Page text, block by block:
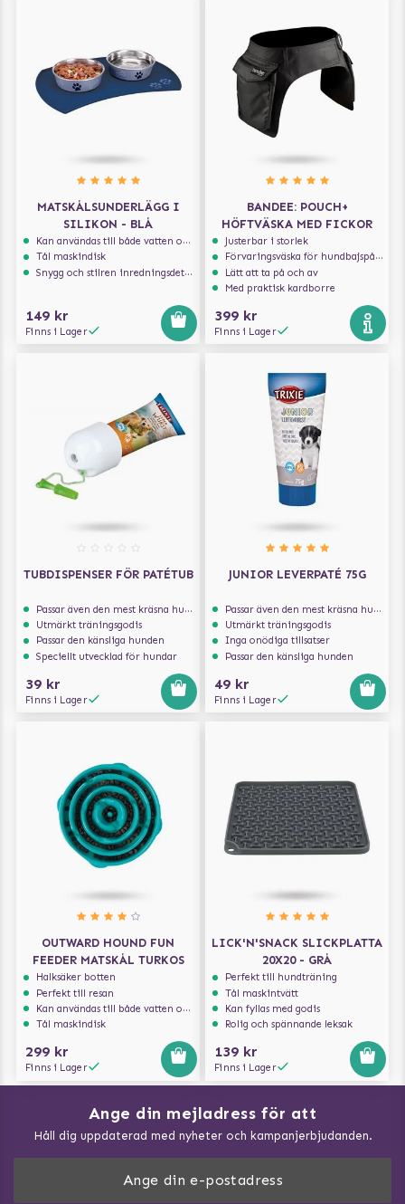
MATSKÅLSUNDERLÄGG I
SILIKON - BLÅ
Kan användas till både vatten och mat
Tål maskindisk
Snygg och stilren inredningsdetalj
149 kr
Finns i Lager
BANDEE: POUCH+
HÖFTVÄSKA MED FICKOR
Justerbar i storlek
Förvaringsväska för hundbajspåsar
Lätt att ta på och av
Med praktisk kardborre
399 kr
Finns i Lager
TUBDISPENSER FÖR PATÉTUB
Passar även den mest kräsna hunden
Utmärkt träningsgodis
Passar den känsliga hunden
Speciellt utvecklad för hundar
39 kr
Finns i Lager
JUNIOR LEVERPATÉ 75G
Passar även den mest kräsna hunden
Utmärkt träningsgodis
Inga onödiga tillsatser
Passar den känsliga hunden
49 kr
Finns i Lager
OUTWARD HOUND FUN
FEEDER MATSKÅL TURKOS
Halksäker botten
Perfekt till resan
Kan användas till både vatten och mat
Tål maskindisk
299 kr
Finns i Lager
LICK'N'SNACK SLICKPLATTA
20X20 - GRÅ
Perfekt till hundträning
Tål maskintvätt
Kan fyllas med godis
Rolig och spännande leksak
139 kr
Finns i Lager
Ange din mejladress för att
Håll dig uppdaterad med nyheter och kampanjerbjudanden.
Vad kan hundar äta?